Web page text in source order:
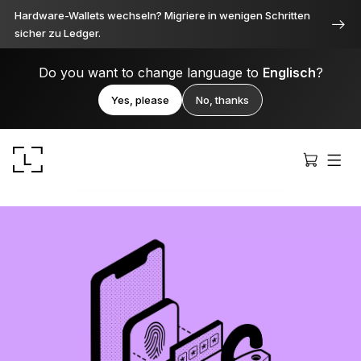
Hardware-Wallets wechseln? Migriere in wenigen Schritten
sicher zu Ledger.
Do you want to change language to Englisch?
Yes, please No, thanks
Ledger Stax
Durchweg erstklassig